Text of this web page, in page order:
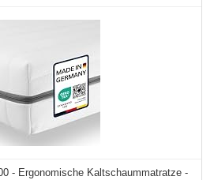
- Ergonomische Kaltschaummatratze -